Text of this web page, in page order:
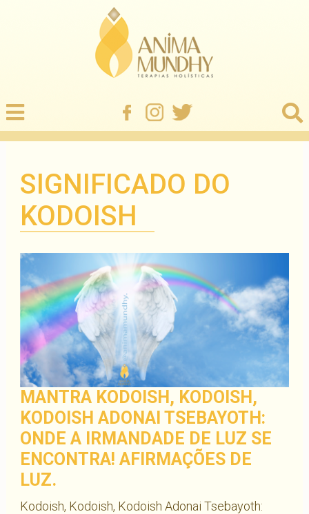
SIGNIFICADO DO
KODOISH
MANTRA KODOISH, KODOISH,
KODOISH ADONAI TSEBAYOTH:
ONDE A IRMANDADE DE LUZ SE
ENCONTRA! AFIRMAÇÕES DE
LUZ.
Kodoish, Kodoish, Kodoish Adonai Tsebayoth: